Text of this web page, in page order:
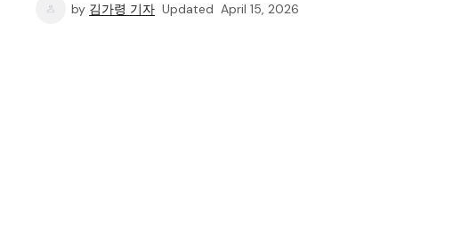
by 김가령 기자 Updated April 15, 2026